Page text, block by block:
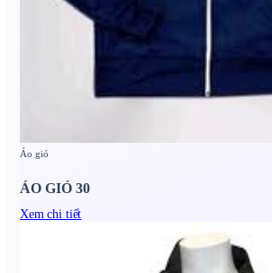
Áo gió
ÁO GIÓ 30
Xem chi tiết